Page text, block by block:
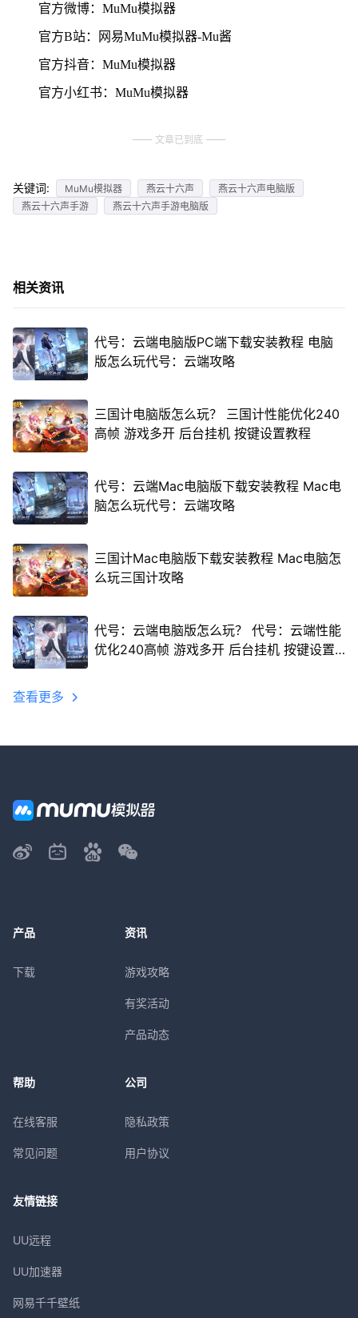
官方微博：MuMu模拟器
官方B站：网易MuMu模拟器-Mu酱
官方抖音：MuMu模拟器
官方小红书：MuMu模拟器
文章已到底
关键词: MuMu模拟器 燕云十六声
燕云十六声电脑版
燕云十六声手游
燕云十六声手游电脑版
相关资讯
代号：云端电脑版PC端下载安装教程 电脑
版怎么玩代号：云端攻略
三国计电脑版怎么玩？ 三国计性能优化240
高帧 游戏多开 后台挂机 按键设置教程
代号：云端Mac电脑版下载安装教程 Mac电
脑怎么玩代号：云端攻略
三国计Mac电脑版下载安装教程 Mac电脑怎
么玩三国计攻略
代号：云端电脑版怎么玩？ 代号：云端性能
优化240高帧 游戏多开 后台挂机 按键设置
查看更多
产品
下载
资讯
游戏攻略
有奖活动
产品动态
帮助
在线客服
常见问题
公司
隐私政策
用户协议
友情链接
UU远程
UU加速器
网易千千壁纸